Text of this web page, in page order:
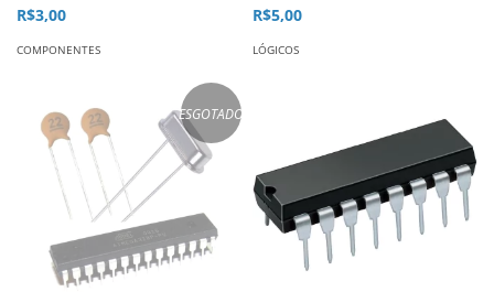
R$3,00
COMPONENTES
R$5,00
LÓGICOS
ESGOTADO